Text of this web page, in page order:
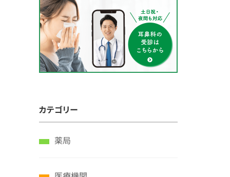
カテゴリー
薬局